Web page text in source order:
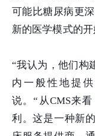
可能比糖尿病更
新的医学模式的开
“我认为，他们构
内一般性地提
说。“从CMS来
利。这是一种新